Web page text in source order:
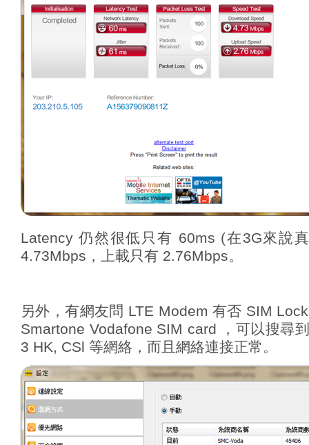
Latency 仍然很低只有 60ms (在3G來說
4.73Mbps，上載只有 2.76Mbps。
另外，有網友問 LTE Modem 有否 SIM
Smartone Vodafone SIM card ，可以搜尋
3 HK, CSl 等網絡，而且網絡連接正常。